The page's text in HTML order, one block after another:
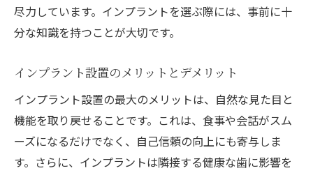
得るために
インプラントが健康に与える影響
岡山市でインプラント施術が選ばれる理由
リスク管理と安全な施術の重要性
インプラントの長期的な効果と維持
岡山市での施術を選ぶ際のポイント
インプラントによる生活の質向上
尽力しています。インプラントを選ぶ際には、事前に十
分な知識を持つことが大切です。
インプラント設置のメリットとデメリット
インプラント設置の最大のメリットは、自然な見た目と
機能を取り戻せることです。これは、食事や会話がスム
ーズになるだけでなく、自己信頼の向上にも寄与しま
す。さらに、インプラントは隣接する健康な歯に影響を